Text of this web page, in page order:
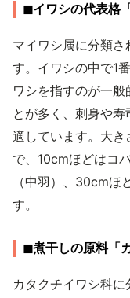
◼︎イワシの代表格
マイワシ属に分類
す。イワシの中で1
ワシを指すのが一
とが多く、刺身や
適しています。大
で、10cmほどはコ
（中羽）、30cmほ
す。
◼︎煮干しの原料「
カタクチイワシ科